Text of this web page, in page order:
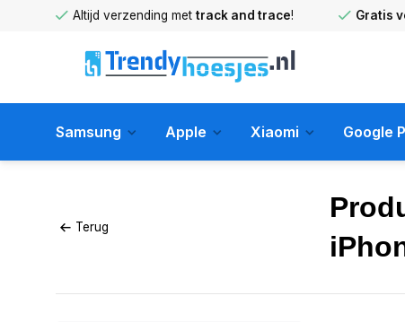
Altijd verzending met track and trace! Gratis
Samsung Apple Xiaomi Google
Terug